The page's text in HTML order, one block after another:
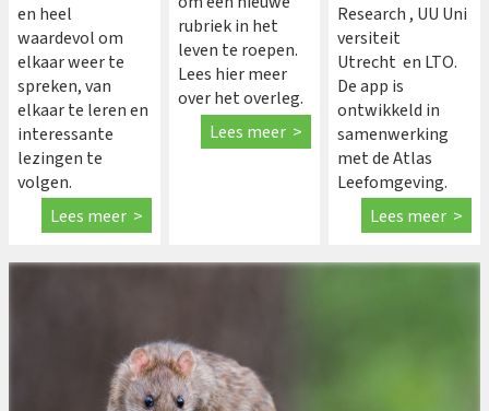
en heel
waardevol om
elkaar weer te
spreken, van
elkaar te leren en
interessante
lezingen te
volgen.
Lees meer >
rubriek in het
leven te roepen.
Lees hier meer
over het overleg.
Lees meer >
Research , UU Uni
versiteit
Utrecht en LTO.
De app is
ontwikkeld in
samenwerking
met de Atlas
Leefomgeving.
Lees meer >